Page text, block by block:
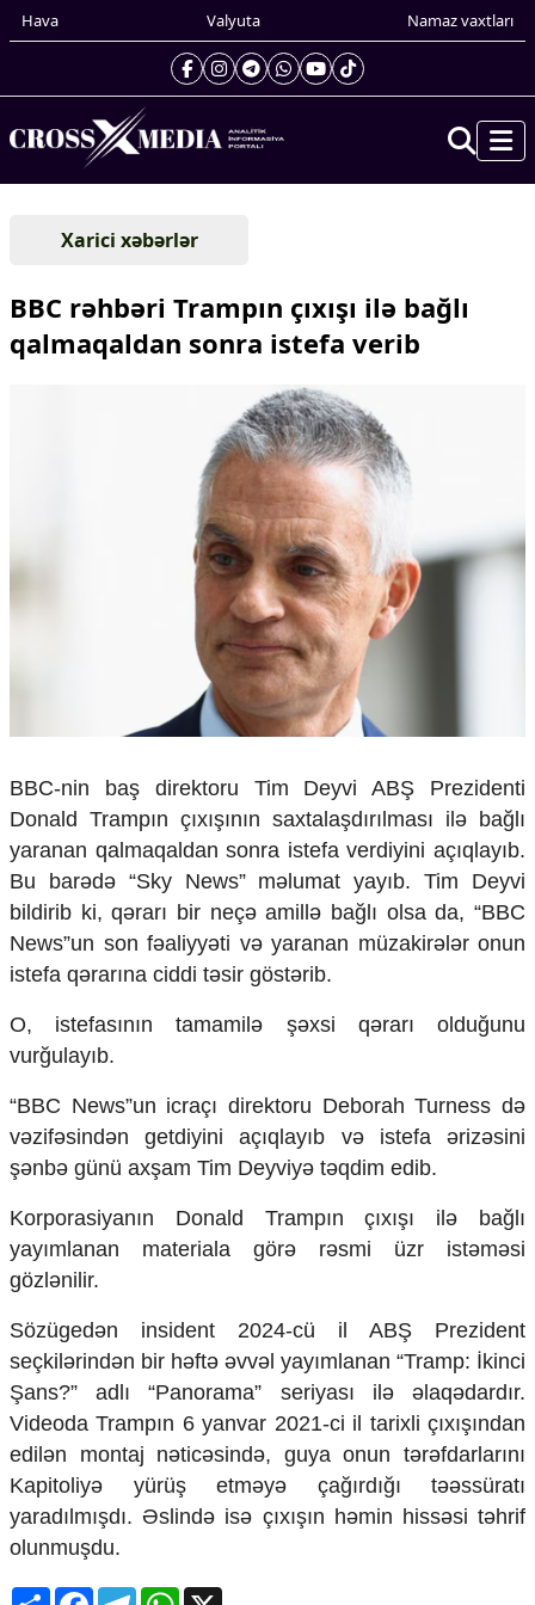
Hava Valyuta Namaz vaxtları
Gündəm
Xarici xəbərlər
Cənubi Qafqaz
Araşdırma
Foto
Video
İnfoqrafika
Podcast
Humanitar
Elm və təhsil
Diaspor
Yüksəliş hekayəsi
Zəfər Diasporu
Səhiyyə
Ailə və uşaq
İqtisadiyyat
İqtisadi xəbərlər
Neft-qaz
Əmək və sosial siyasət
Kənd təsərrüfatı
Hərbi sənaye
Telekommunikasiya və nəqliyyat
COP29
Cəmiyyət
Crossmedia.az - 1 yaş
Xarici xəbərlər
BBC rəhbəri Trampın çıxışı ilə bağlı
qalmaqaldan sonra istefa verib
BBC-nin baş direktoru Tim Deyvi ABŞ Prezidenti
Donald Trampın çıxışının saxtalaşdırılması ilə bağlı
yaranan qalmaqaldan sonra istefa verdiyini açıqlayıb.
Bu barədə “Sky News” məlumat yayıb. Tim Deyvi
bildirib ki, qərarı bir neçə amillə bağlı olsa da, “BBC
News”un son fəaliyyəti və yaranan müzakirələr onun
istefa qərarına ciddi təsir göstərib.
O, istefasının tamamilə şəxsi qərarı olduğunu
vurğulayıb.
“BBC News”un icraçı direktoru Deborah Turness də
vəzifəsindən getdiyini açıqlayıb və istefa ərizəsini
şənbə günü axşam Tim Deyviyə təqdim edib.
Korporasiyanın Donald Trampın çıxışı ilə bağlı
yayımlanan materiala görə rəsmi üzr istəməsi
gözlənilir.
Sözügedən insident 2024-cü il ABŞ Prezident
seçkilərindən bir həftə əvvəl yayımlanan “Tramp: İkinci
Şans?” adlı “Panorama” seriyası ilə əlaqədardır.
Videoda Trampın 6 yanvar 2021-ci il tarixli çıxışından
edilən montaj nəticəsində, guya onun tərəfdarlarını
Kapitoliyə yürüş etməyə çağırdığı təəssüratı
yaradılmışdı. Əslində isə çıxışın həmin hissəsi təhrif
olunmuşdu.
ShareFacebookTelegramWhatsApp